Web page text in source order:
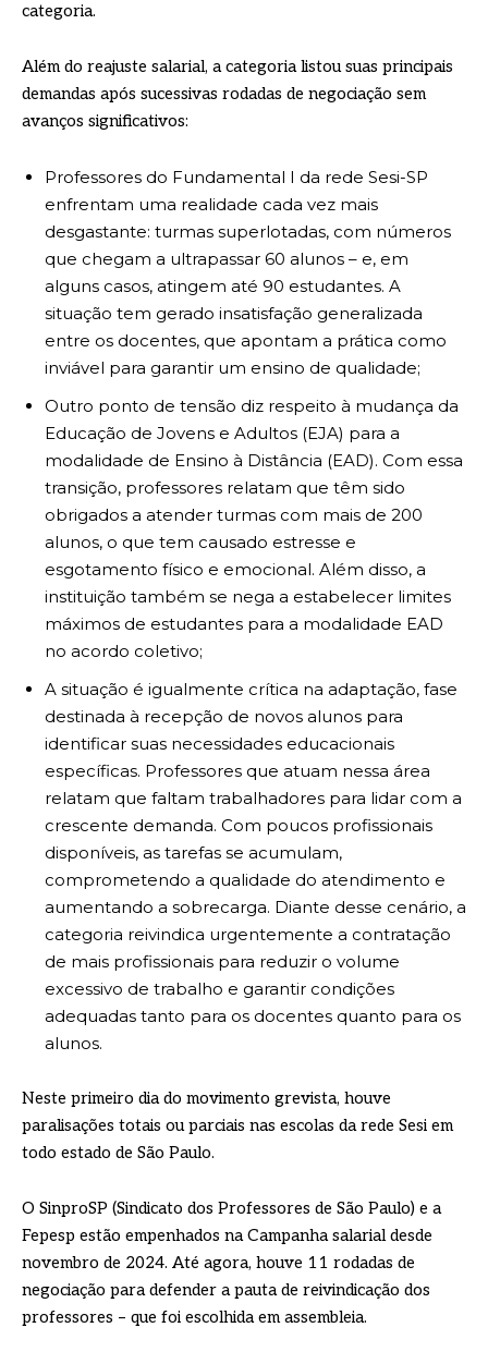
categoria.
Além do reajuste salarial, a categoria listou suas principais
demandas após sucessivas rodadas de negociação sem
avanços significativos:
Professores do Fundamental I da rede Sesi-SP
enfrentam uma realidade cada vez mais
desgastante: turmas superlotadas, com números
que chegam a ultrapassar 60 alunos – e, em
alguns casos, atingem até 90 estudantes. A
situação tem gerado insatisfação generalizada
entre os docentes, que apontam a prática como
inviável para garantir um ensino de qualidade;
Outro ponto de tensão diz respeito à mudança da
Educação de Jovens e Adultos (EJA) para a
modalidade de Ensino à Distância (EAD). Com essa
transição, professores relatam que têm sido
obrigados a atender turmas com mais de 200
alunos, o que tem causado estresse e
esgotamento físico e emocional. Além disso, a
instituição também se nega a estabelecer limites
máximos de estudantes para a modalidade EAD
no acordo coletivo;
A situação é igualmente crítica na adaptação, fase
destinada à recepção de novos alunos para
identificar suas necessidades educacionais
específicas. Professores que atuam nessa área
relatam que faltam trabalhadores para lidar com a
crescente demanda. Com poucos profissionais
disponíveis, as tarefas se acumulam,
comprometendo a qualidade do atendimento e
aumentando a sobrecarga. Diante desse cenário, a
categoria reivindica urgentemente a contratação
de mais profissionais para reduzir o volume
excessivo de trabalho e garantir condições
adequadas tanto para os docentes quanto para os
alunos.
Neste primeiro dia do movimento grevista, houve
paralisações totais ou parciais nas escolas da rede Sesi em
todo estado de São Paulo.
O SinproSP (Sindicato dos Professores de São Paulo) e a
Fepesp estão empenhados na Campanha salarial desde
novembro de 2024. Até agora, houve 11 rodadas de
negociação para defender a pauta de reivindicação dos
professores – que foi escolhida em assembleia.